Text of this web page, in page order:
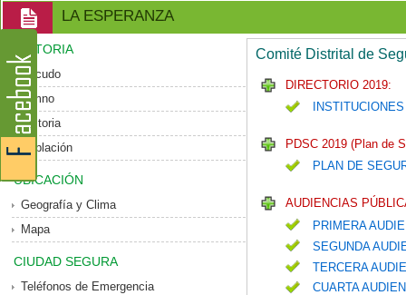
LA ESPERANZA
HISTORIA
Escudo
Himno
Historia
Población
UBICACIÓN
Geografía y Clima
Mapa
CIUDAD SEGURA
Teléfonos de Emergencia
Comité Distrital de
DIRECTORIO 2019:
PDSC 2019 (Plan de
PLAN DE
AUDIENCIAS
PRIMERA
SEGUNDA
TERCERA
CUARTA